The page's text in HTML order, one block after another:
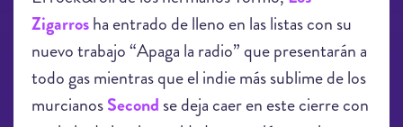
Zigarrosha entrado de lleno en las listas con su
nuevo trabajo “Apaga la radio” que presentarán a
todo gas mientras que el indie más sublime de los
murcianosSecond se deja caer en este cierre con